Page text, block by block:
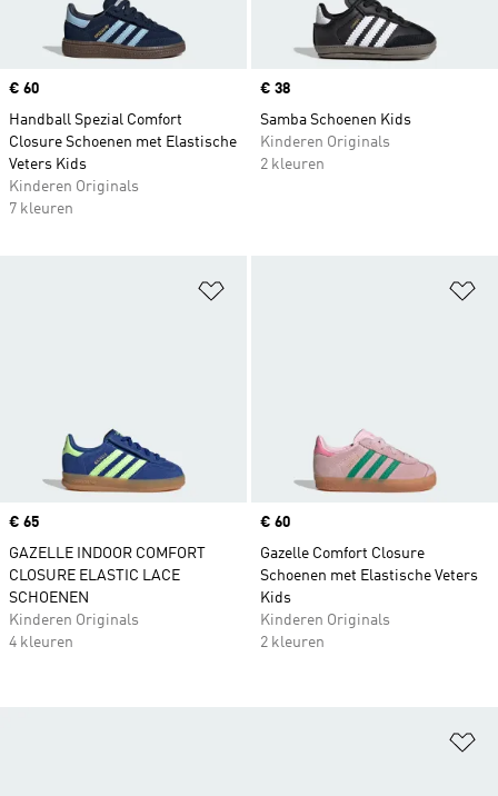
Price
€ 60
Handball Spezial Comfort
Closure Schoenen met Elastische
Veters Kids
Kinderen Originals
7 kleuren
Price
€ 38
Samba Schoenen Kids
Kinderen Originals
2 kleuren
Price
€ 65
GAZELLE INDOOR COMFORT
CLOSURE ELASTIC LACE
SCHOENEN
Kinderen Originals
4 kleuren
Price
€ 60
Gazelle Comfort Closure
Schoenen met Elastische Veters
Kids
Kinderen Originals
2 kleuren